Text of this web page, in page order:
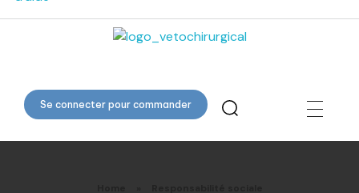
Veto Chirurgical
Se connecter pour commander